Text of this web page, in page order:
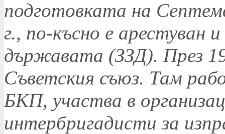
подготовката на
г., по-късно е арестуван
държавата (ЗЗД). През
Съветския съюз. Там
БКП, участва в
интербригадисти за